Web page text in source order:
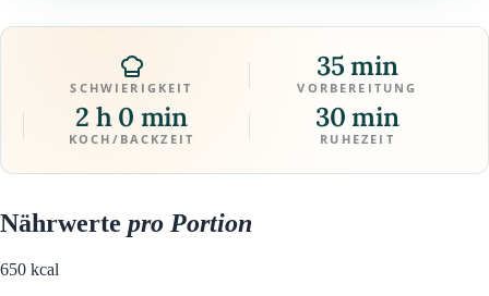
SCHWIERIGKEIT
35 min
VORBEREITUNG
2 h 0 min
KOCH/BACKZEIT
30 min
RUHEZEIT
Nährwerte pro Portion
650 kcal